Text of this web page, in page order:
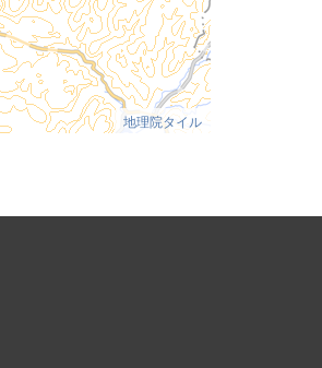
地理院タイル